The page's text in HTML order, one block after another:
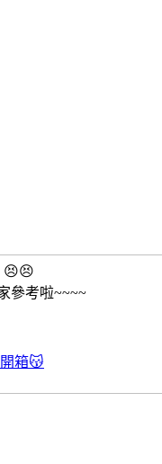
😣😣
參考啦~~~~
箱😽